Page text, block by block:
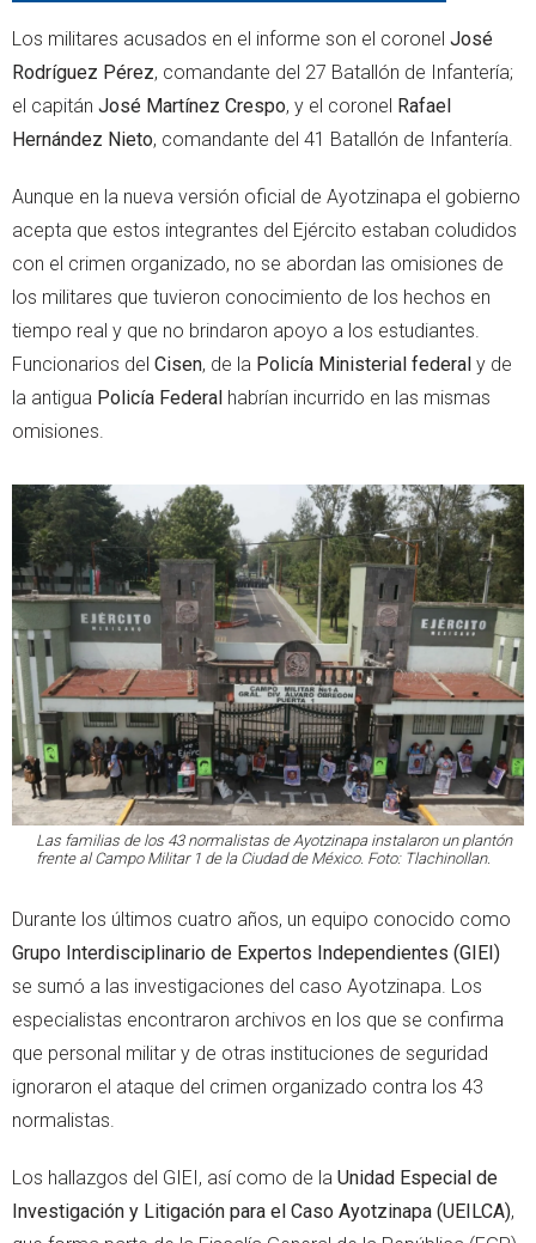
Los militares acusados en el informe son el coronel José
Rodríguez Pérez, comandante del 27 Batallón de Infantería;
el capitán José Martínez Crespo, y el coronel Rafael
Hernández Nieto, comandante del 41 Batallón de Infantería.
Aunque en la nueva versión oficial de Ayotzinapa el gobierno
acepta que estos integrantes del Ejército estaban coludidos
con el crimen organizado, no se abordan las omisiones de
los militares que tuvieron conocimiento de los hechos en
tiempo real y que no brindaron apoyo a los estudiantes.
Funcionarios del Cisen, de la Policía Ministerial federal y de
la antigua Policía Federal habrían incurrido en las mismas
omisiones.
Las familias de los 43 normalistas de Ayotzinapa instalaron un plantón
frente al Campo Militar 1 de la Ciudad de México. Foto: Tlachinollan.
Durante los últimos cuatro años, un equipo conocido como
Grupo Interdisciplinario de Expertos Independientes (GIEI)
se sumó a las investigaciones del caso Ayotzinapa. Los
especialistas encontraron archivos en los que se confirma
que personal militar y de otras instituciones de seguridad
ignoraron el ataque del crimen organizado contra los 43
normalistas.
Los hallazgos del GIEI, así como de la Unidad Especial de
Investigación y Litigación para el Caso Ayotzinapa (UEILCA),